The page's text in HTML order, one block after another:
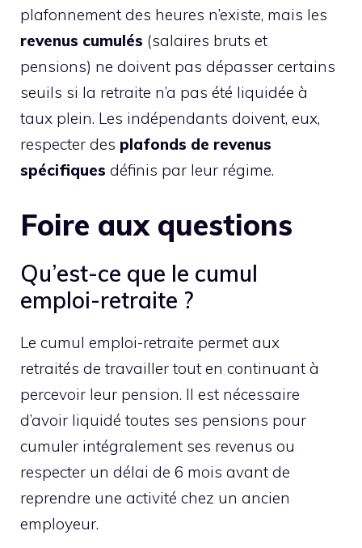
plafonnement des heures n’existe, mais les
revenus cumulés (salaires bruts et
pensions) ne doivent pas dépasser certains
seuils si la retraite n’a pas été liquidée à
taux plein. Les indépendants doivent, eux,
respecter des plafonds de revenus
spécifiques définis par leur régime.
Foire aux questions
Qu’est-ce que le cumul
emploi-retraite ?
Le cumul emploi-retraite permet aux
retraités de travailler tout en continuant à
percevoir leur pension. Il est nécessaire
d’avoir liquidé toutes ses pensions pour
cumuler intégralement ses revenus ou
respecter un délai de 6 mois avant de
reprendre une activité chez un ancien
employeur.